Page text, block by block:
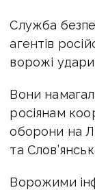
Служба
агентів
ворожі
Вони
росіянам
оборони на
та
Ворожими